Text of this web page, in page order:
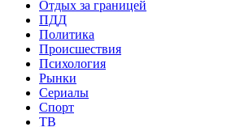
Отдых за границей
ПДД
Политика
Происшествия
Психология
Рынки
Сериалы
Спорт
ТВ